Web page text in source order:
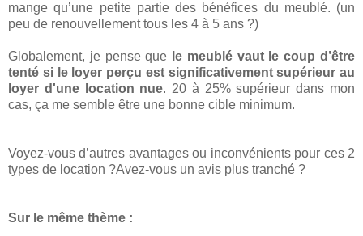
mange qu’une petite partie des bénéfices du meublé. (un
peu de renouvellement tous les 4 à 5 ans ?)
Globalement, je pense que le meublé vaut le coup d’être
tenté si le loyer perçu est significativement supérieur au
loyer d'une location nue. 20 à 25% supérieur dans mon
cas, ça me semble être une bonne cible minimum.
Voyez-vous d’autres avantages ou inconvénients pour ces 2
types de location ?Avez-vous un avis plus tranché ?
Sur le même thème :